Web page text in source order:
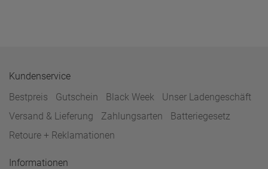
Kundenservice
Bestpreis
Gutschein Black Week
Unser Ladengeschäft
Versand & Lieferung
Zahlungsarten
Batteriegesetz
Retoure + Reklamationen
Informationen